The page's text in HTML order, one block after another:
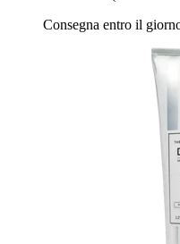
Consegna entro il